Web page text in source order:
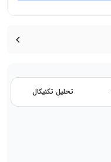
تحلیل تکنیکال